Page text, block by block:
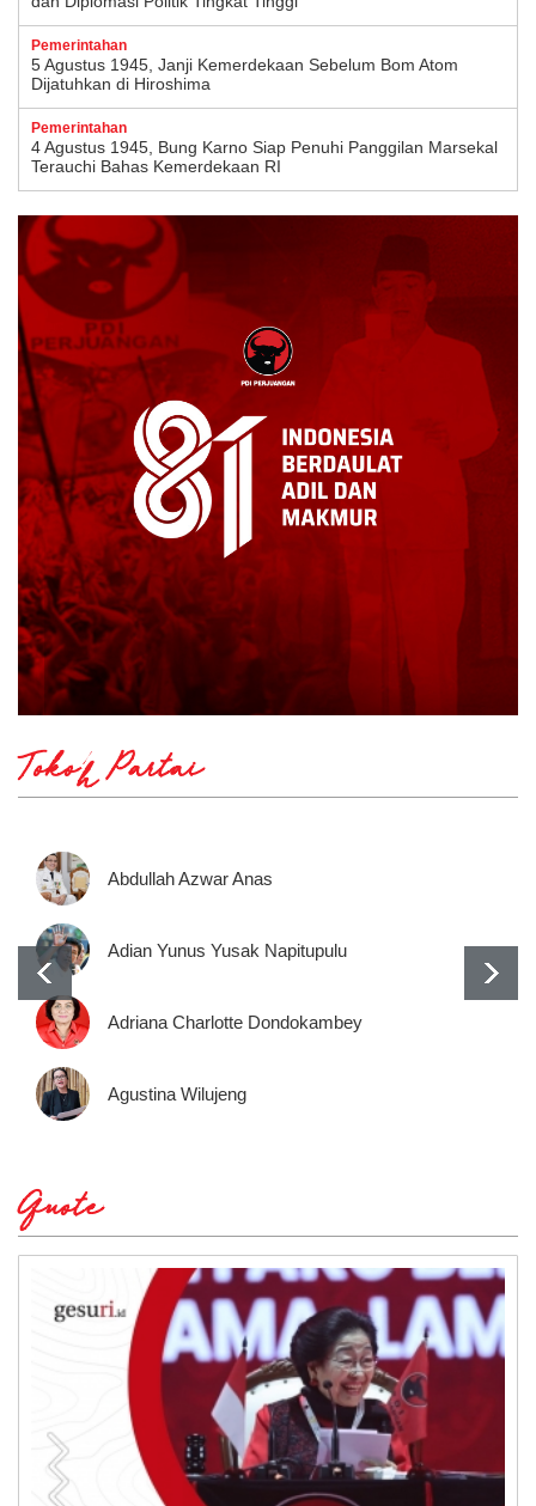
Pemerintahan
5 Agustus 1945, Janji Kemerdekaan Sebelum Bom Atom
Dijatuhkan di Hiroshima
Pemerintahan
4 Agustus 1945, Bung Karno Siap Penuhi Panggilan Marsekal
Terauchi Bahas Kemerdekaan RI
Tokoh Partai
Abdullah Azwar Anas
Adian Yunus Yusak Napitupulu
Adriana Charlotte Dondokambey
Agustina Wilujeng
Quote